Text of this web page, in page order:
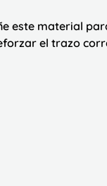
este material
el trazo